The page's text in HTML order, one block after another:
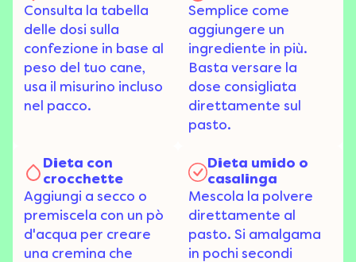
Consulta la tabella
delle dosi sulla
confezione in base al
peso del tuo cane,
usa il misurino incluso
nel pacco.
Semplice come
aggiungere un
ingrediente in più.
Basta versare la
dose consigliata
direttamente sul
pasto.
Dieta con
crocchette
Aggiungi a secco o
premiscela con un pò
d'acqua per creare
una cremina che
Dieta umido o
casalinga
Mescola la polvere
direttamente al
pasto. Si amalgama
in pochi secondi